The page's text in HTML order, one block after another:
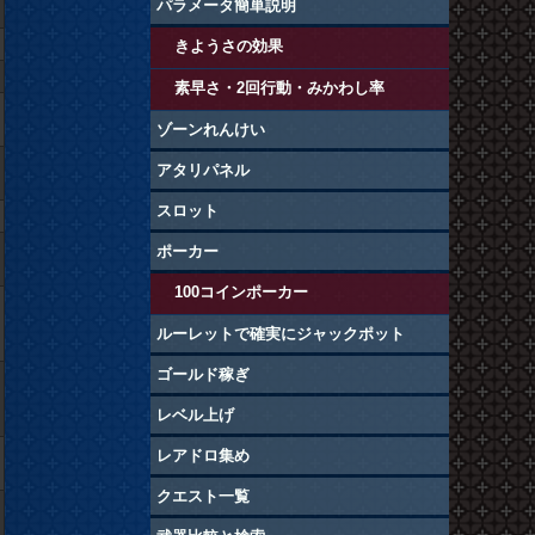
パラメータ簡単説明
きようさの効果
素早さ・2回行動・みかわし率
ゾーンれんけい
アタリパネル
スロット
ポーカー
100コインポーカー
ルーレットで確実にジャックポット
ゴールド稼ぎ
レベル上げ
レアドロ集め
クエスト一覧